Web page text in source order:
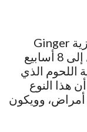
دجاج الزنجبيل اللاحم يسمى بالانجليزية Ginger
Broiler، والذي يحتاج إلى فترة تصل إلى 8 أسابيع
اللحوم الذي
كما أن هذا النوع
أمراض، وويكون